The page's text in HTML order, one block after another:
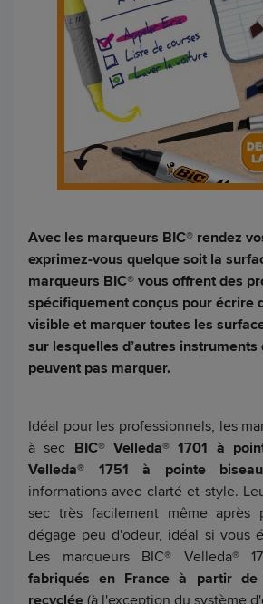
Avec les marqueurs BIC® rendez
exprimez-vous quelque soit la
marqueurs BIC® vous offrent des
spécifiquement conçus pour écrire
visible et marquer toutes les
sur lesquelles d’autres instruments
peuvent pas marquer.
Idéal pour les professionnels, les
à sec BIC® Velleda® 1701 à
Velleda® 1751 à pointe biseau
informations avec clarté et style.
sec très facilement même après
dégage peu d'odeur, idéal si vous
Les marqueurs BIC® Velleda®
fabriqués en France à partir de
recyclée(à l'exception du système